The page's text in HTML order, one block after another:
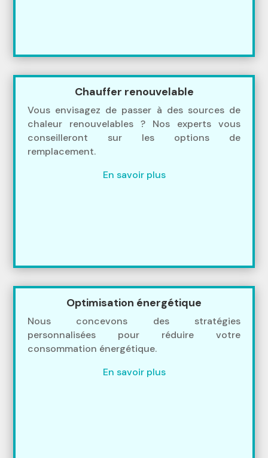
Chauffer renouvelable
Vous envisagez de passer à des sources de
chaleur renouvelables ? Nos experts vous
conseilleront sur les options de
remplacement.
En savoir plus
Optimisation énergétique
Nous concevons des stratégies
personnalisées pour réduire votre
consommation énergétique.
En savoir plus